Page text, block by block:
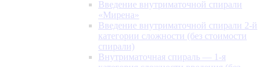
Введение внутриматочной спирали
«Мирена»
Введение внутриматочной спирали 2-й
категории сложности (без стоимости
спирали)
Внутриматочная спираль — 1-я